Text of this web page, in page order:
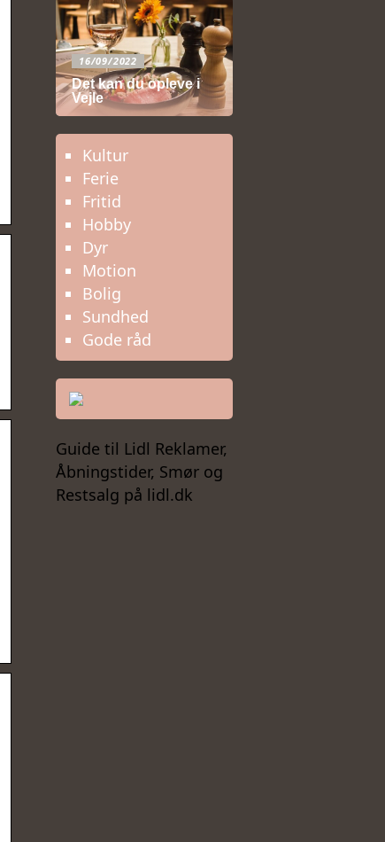
16/09/2022
Det kan du opleve i
Vejle
Kultur
Ferie
Fritid
Hobby
Dyr
Motion
Bolig
Sundhed
Gode råd
Guide til Lidl Reklamer,
Åbningstider, Smør og
Restsalg på lidl.dk